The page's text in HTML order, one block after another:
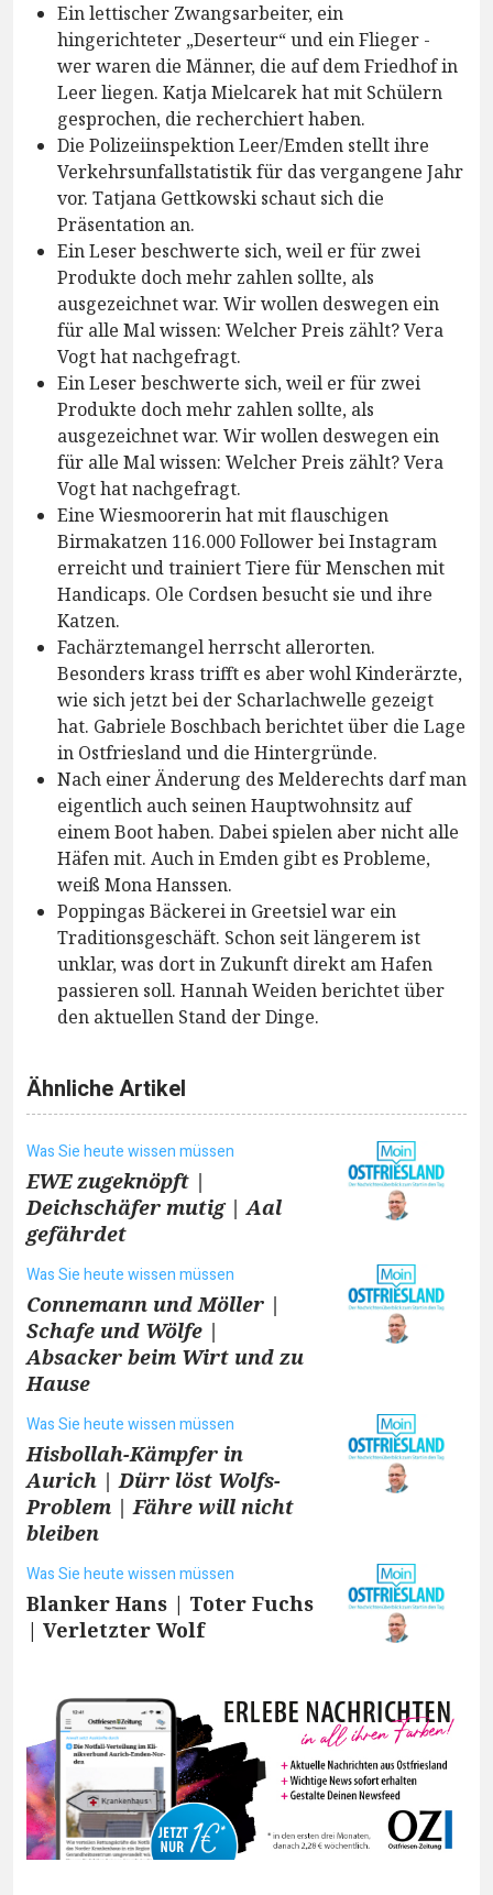
Ein lettischer Zwangsarbeiter, ein
hingerichteter „Deserteur“ und ein Flieger -
wer waren die Männer, die auf dem Friedhof in
Leer liegen. Katja Mielcarek hat mit Schülern
gesprochen, die recherchiert haben.
Die Polizeiinspektion Leer/Emden stellt ihre
Verkehrsunfallstatistik für das vergangene Jahr
vor. Tatjana Gettkowski schaut sich die
Präsentation an.
Ein Leser beschwerte sich, weil er für zwei
Produkte doch mehr zahlen sollte, als
ausgezeichnet war. Wir wollen deswegen ein
für alle Mal wissen: Welcher Preis zählt? Vera
Vogt hat nachgefragt.
Ein Leser beschwerte sich, weil er für zwei
Produkte doch mehr zahlen sollte, als
ausgezeichnet war. Wir wollen deswegen ein
für alle Mal wissen: Welcher Preis zählt? Vera
Vogt hat nachgefragt.
Eine Wiesmoorerin hat mit flauschigen
Birmakatzen 116.000 Follower bei Instagram
erreicht und trainiert Tiere für Menschen mit
Handicaps. Ole Cordsen besucht sie und ihre
Katzen.
Fachärztemangel herrscht allerorten.
Besonders krass trifft es aber wohl Kinderärzte,
wie sich jetzt bei der Scharlachwelle gezeigt
hat. Gabriele Boschbach berichtet über die Lage
in Ostfriesland und die Hintergründe.
Nach einer Änderung des Melderechts darf man
eigentlich auch seinen Hauptwohnsitz auf
einem Boot haben. Dabei spielen aber nicht alle
Häfen mit. Auch in Emden gibt es Probleme,
weiß Mona Hanssen.
Poppingas Bäckerei in Greetsiel war ein
Traditionsgeschäft. Schon seit längerem ist
unklar, was dort in Zukunft direkt am Hafen
passieren soll. Hannah Weiden berichtet über
den aktuellen Stand der Dinge.
Ähnliche Artikel
Was Sie heute wissen müssen
EWE zugeknöpft |
Deichschäfer mutig | Aal
gefährdet
Was Sie heute wissen müssen
Connemann und Möller |
Schafe und Wölfe |
Absacker beim Wirt und zu
Hause
Was Sie heute wissen müssen
Hisbollah-Kämpfer in
Aurich | Dürr löst Wolfs-
Problem | Fähre will nicht
bleiben
Was Sie heute wissen müssen
Blanker Hans | Toter Fuchs
| Verletzter Wolf